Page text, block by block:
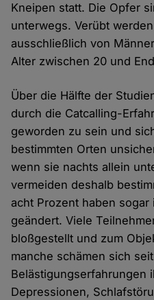
Kneipen statt. Die Opfer
unterwegs. Verübt
ausschließlich von
Alter zwischen 20 und
Über die Hälfte der
durch die Catcalling-
geworden zu sein und
bestimmten Orten
wenn sie nachts allein
vermeiden deshalb
acht Prozent haben
geändert. Viele
bloßgestellt und zum
manche schämen sich
Belästigungserfahrungen
Depressionen,